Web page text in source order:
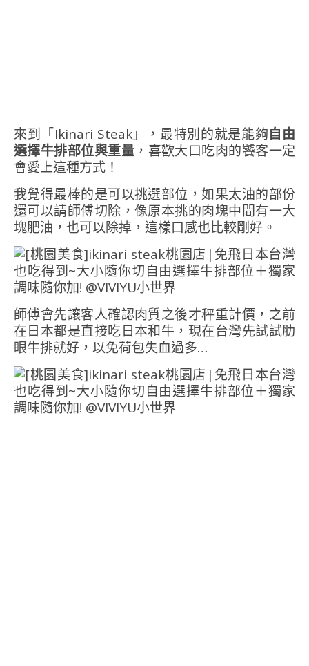
來到「Ikinari Steak」，最特別的就是能夠自由
選擇牛排部位與重量 ，喜歡大口吃肉的饕客一定
會愛上這種方式！
我覺得最棒的是可以挑選部位，如果太油的部份
還可以請師傅切除，像原本挑的肉塊中間有一大
塊肥油，也可以除掉，這樣口感也比較剛好。
師傅會先讓客人確認肉質之後才秤重計價，之前
在日本都是直接吃日本和牛，現在台灣先試試肋
眼牛排就好，以免荷包失血過多…